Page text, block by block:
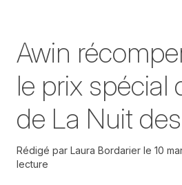
Awin
le prix spécial
de La Nuit
Rédigé par Laura Bordarier le 10
lecture